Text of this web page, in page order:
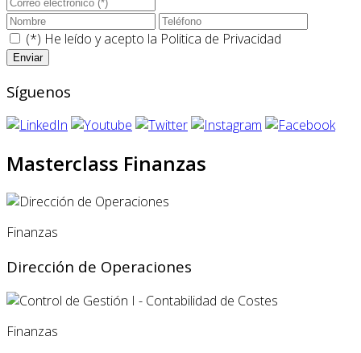
(*) He leído y acepto la Politica de Privacidad
Síguenos
Masterclass Finanzas
Finanzas
Dirección de Operaciones
Finanzas